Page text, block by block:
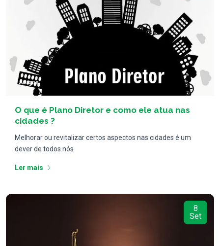
Artigos
O que é Plano Diretor e como ele atua nas
cidades ?
Melhorar ou revitalizar certos aspectos nas cidades é um
dever de todos nós
Ler mais
8
Set